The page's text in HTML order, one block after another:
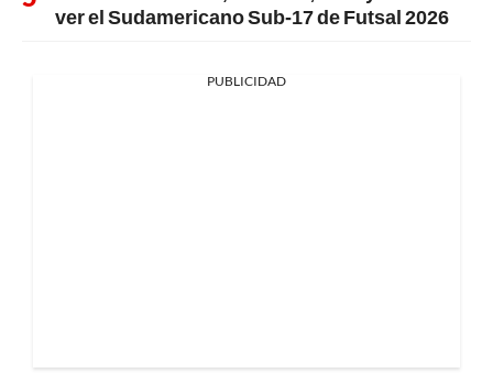
ver el Sudamericano Sub-17 de Futsal 2026
PUBLICIDAD